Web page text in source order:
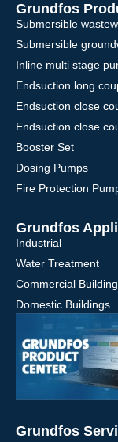
Grundfos
Submersible
Submersible
Inline multi stage
Endsuction long
Endsuction close
Endsuction close
Booster Set
Dosing Pumps
Fire Protection
Grundfos
Industrial
Water Treatment
Commercial
Domestic Buildings
Grundfos